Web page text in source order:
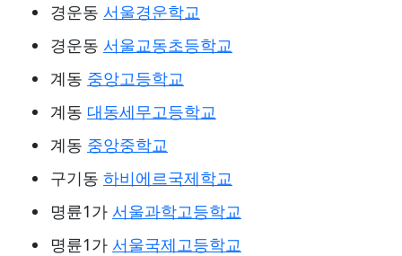
경운동 서울경운학교
경운동 서울교동초등학교
계동 중앙고등학교
계동 대동세무고등학교
계동 중앙중학교
구기동 하비에르국제학교
명륜1가 서울과학고등학교
명륜1가 서울국제고등학교